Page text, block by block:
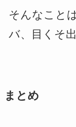
そんなこと
バ、目くそ
まとめ